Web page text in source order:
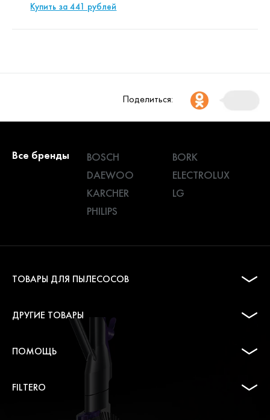
Купить за 441 рублей
Поделиться:
Все бренды BOSCH
BORK
DAEWOO
ELECTROLUX
KARCHER
LG
PHILIPS
ТОВАРЫ ДЛЯ ПЫЛЕСОСОВ
ДРУГИЕ ТОВАРЫ
ПОМОЩЬ
FILTERO